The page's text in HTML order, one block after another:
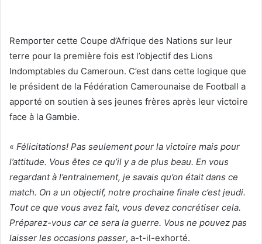
Remporter cette Coupe d’Afrique des Nations sur leur
terre pour la première fois est l’objectif des Lions
Indomptables du Cameroun. C’est dans cette logique que
le président de la Fédération Camerounaise de Football a
apporté on soutien à ses jeunes frères après leur victoire
face à la Gambie.
« Félicitations! Pas seulement pour la victoire mais pour
l’attitude. Vous êtes ce qu’il y a de plus beau. En vous
regardant à l’entrainement, je savais qu’on était dans ce
match. On a un objectif, notre prochaine finale c’est jeudi.
Tout ce que vous avez fait, vous devez concrétiser cela.
Préparez-vous car ce sera la guerre. Vous ne pouvez pas
laisser les occasions passer, a-t-il-exhorté.